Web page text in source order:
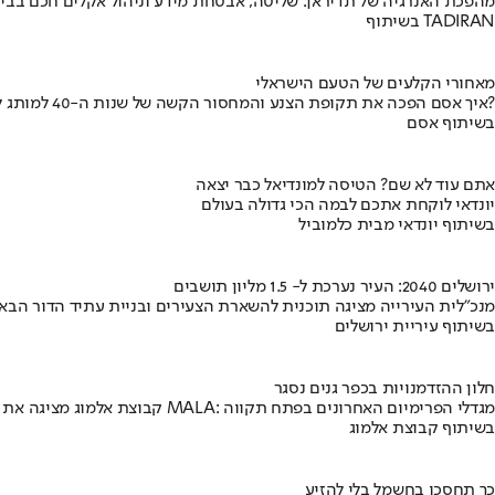
בשיתוף TADIRAN
מאחורי הקלעים של הטעם הישראלי
איך אסם הפכה את תקופת הצנע והמחסור הקשה של שנות ה-40 למותג לאומי?
בשיתוף אסם
אתם עוד לא שם? הטיסה למונדיאל כבר יצאה
יונדאי לוקחת אתכם לבמה הכי גדולה בעולם
בשיתוף יונדאי מבית כלמוביל
ירושלים 2040: העיר נערכת ל- 1.5 מליון תושבים
מנכ"לית העירייה מציגה תוכנית להשארת הצעירים ובניית עתיד הדור
בשיתוף עיריית ירושלים
חלון ההזדמנויות בכפר גנים נסגר
קבוצת אלמוג מציגה את פרויקט MALA: מגדלי הפרימיום האחרונים בפתח תקווה
בשיתוף קבוצת אלמוג
כך תחסכו בחשמל בלי להזיע